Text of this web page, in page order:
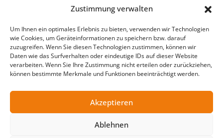
Zustimmung verwalten
Um Ihnen ein optimales Erlebnis zu bieten, verwenden wir Technologien
wie Cookies, um Geräteinformationen zu speichern bzw. darauf
zuzugreifen. Wenn Sie diesen Technologien zustimmen, können wir
Daten wie das Surfverhalten oder eindeutige IDs auf dieser Website
verarbeiten. Wenn Sie Ihre Zustimmung nicht erteilen oder zurückziehen,
können bestimmte Merkmale und Funktionen beeinträchtigt werden.
Akzeptieren
Ablehnen
Tel.: 071 228 09 09
Bewerbung St. Gallen
Vakanzmeldung St. Gallen
© 2026 Stellentreff AG